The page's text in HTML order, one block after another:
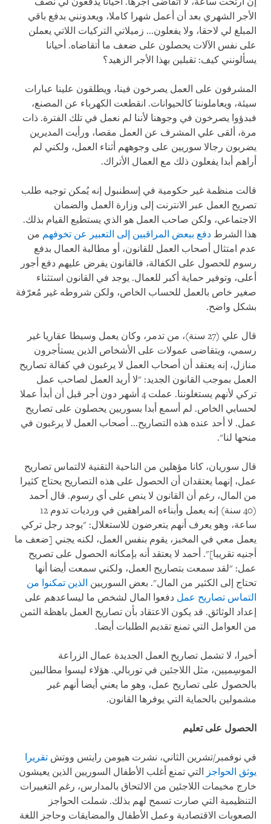
الأجر الشهري بعد أن أعمل شهرا كاملا، ويعدونني بدفع باقي
المبلغ لي لاحقا، ولا يفعلون... زميلاتي التركيات اللاتي يعملن
على نفس الآلات يحصلون على ضعف ما أتقاضاه. أحيانا
يسألونني كيف: تقبلين بهذا الأجر الزهيد؟
المشرفون على العمل يصرخون فينا، ويطلقون علينا عبارات
سيئة، ويعاملوننا كالحيوانات. انقطعت الكهرباء عن المصنع،
فبدؤوا يصرخون في وجوهنا لأننا لم نعمل في تلك الفترة. ذات
مرة، ألقى علي المشرف عن العمل مقصا، ورأيت المديرين
يضربون رجالا سوريين على وجوههم أثناء العمل، ولكني لم
أراهم أبدا يفعلون ذلك مع العمال الأتراك.
قالت منظمة غير حكومية في إسطنبول إنه يُمكن توجيه طلب
تصريح العمل عبر الانترنت إلى وزارة العمل والضمان
الاجتماعي، ولكن صاحب العمل هو الذي يستطيع القيام بذلك.
هذا الشرط دفع ببعض المراقبين إلى التعبير عن تخوفهم من
عدم امتثال أصحاب العمل للقانون، أو مطالبة العمال بدفع
رسوم للحصول على الكفالة، فالقانون يفرض عليهم دفع أجور
أعلى، وتوفير حماية أكبر للعمال. يوجد في القانون استثناء
صغير خاص بالعمل للحساب الخاص، ولكن شروطه غير مُعرّفة
بشكل واضح.
قال علي (27 سنة)، من تدمر، وكان يعمل وسيطا عقاريا غير
رسمي، ويتقاضى عمولات على الأشخاص الذين يستأجرون
منازل، إنه يعتقد أن أصحاب العمل لا يرغبون في كفالة تصاريح
العمل بموجب القانون الجديد: "لا أريد العمل لصاحب عمل
تركي لأنهم يستغلوننا. عملت 4 أشهر دون أجر قبل أن أبدأ عملا
لحسابي الخاص. لم أسمع أبدا بسوريين يحصلون على تصاريح
عمل. لا أحد عنده هذه التصاريح... أصحاب العمل لا يرغبون في
منحها لنا".
قال سوريان، كانا مؤهلين من الناحية التقنية لالتماس تصاريح
عمل، إنهما يعتقدان أن الحصول على هذه التصاريح يحتاج كثيرا
من المال، رغم أن القانون لا ينص على أي رسوم. قال أحمد
(40 سنة) إنه يعمل وأبناءه المراهقين في ورديات تدوم 12
ساعة، وهو يعرف أنهم يتعرضون للاستغلال: "يوجد رجل تركي
يعمل معي في المخبز، يقوم بنفس العمل، لكنه يجني [ضعف ما
أجنيه تقريبا]". أحمد لا يعتقد أنه بإمكانه الحصول على تصريح
عمل: "لقد سمعت بتصاريح العمل، ولكني سمعت أيضا أنها
تحتاج إلى الكثير من المال". بعض السوريين الذين تمكنوا من
التماس تصاريح عمل دفعوا المال لشخص ما ليساعدهم على
إعداد الوثائق. قد يكون الاعتقاد بأن تصاريح العمل باهظة الثمن
من العوامل التي تمنع تقديم الطلبات أيضا.
أخيرا، لا تشمل تصاريح العمل الجديدة عمال الزراعة
الموسِميين، مثل اللاجئين في توربالي. هؤلاء ليسوا مطالبين
بالحصول على تصاريح عمل، وهو ما يعني أيضا أنهم غير
مشمولين بالحماية التي يوفرها القانون.
الحصول على تعليم
في نوفمبر/تشرين الثاني، نشرت هيومن رايتس ووتش تقريرا
يوثق الحواجز التي تمنع أغلب الأطفال السوريين الذين يعيشون
خارج مخيمات اللاجئين من الالتحاق بالمدارس، رغم التغييرات
التنظيمية التي صارت تسمح لهم بذلك. شملت الحواجز
الصعوبات الاقتصادية وعمل الأطفال والمضايقات وحاجز اللغة